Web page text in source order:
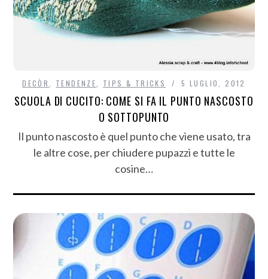
DECÒR TENDENZE TIPS & TRICKS 5 LUGLIO, 2012
SCUOLA DI CUCITO: COME SI FA IL PUNTO NASCOSTO
O SOTTOPUNTO
Il punto nascosto è quel punto che viene usato, tra
le altre cose, per chiudere pupazzi e tutte le
cosine…